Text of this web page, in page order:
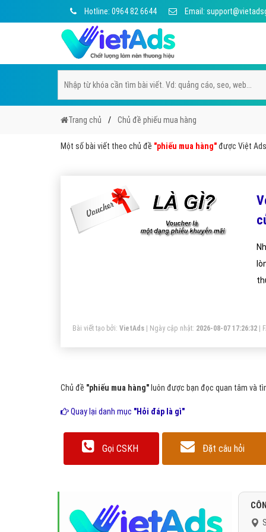
Hotline: 0964 82 6644 Email:
Trang chủ Chủ đề phiếu mua hàng
Một số bài viết theo chủ đề "phiếu mua hàng"được Việt
Bài viết tạo bởi: VietAds | Ngày cập nhật: 2026-08-07 17:26:32
Chủ đề "phiếu mua hàng" luôn được bạn đọc quan tâm và
Quay lại danh mục "Hỏi đáp là gì"
Gọi CSKH Đặt câu hỏi